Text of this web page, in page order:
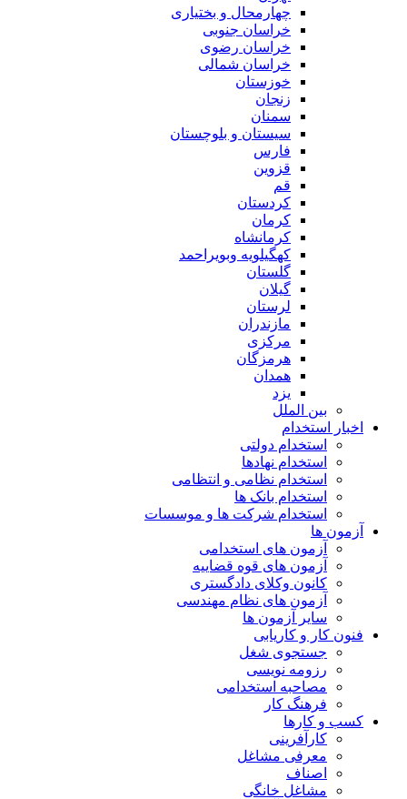
چهارمحال و بختیاری
خراسان جنوبی
خراسان رضوی
خراسان شمالی
خوزستان
زنجان
سمنان
سیستان و بلوچستان
فارس
قزوین
قم
کردستان
کرمان
کرمانشاه
کهگیلویه وبویراحمد
گلستان
گیلان
لرستان
مازندران
مرکزی
هرمزگان
همدان
یزد
بین الملل
اخبار استخدام
استخدام دولتی
استخدام نهادها
استخدام نظامی و انتظامی
استخدام بانک ها
استخدام شرکت ها و موسسات
آزمون ها
آزمون های استخدامی
آزمون های قوه قضاییه
کانون وکلای دادگستری
آزمون های نظام مهندسی
سایر آزمون ها
فنون کار و کاریابی
جستجوی شغل
رزومه نویسی
مصاحبه استخدامی
فرهنگ کار
کسب و کارها
کارآفرینی
معرفی مشاغل
اصناف
مشاغل خانگی